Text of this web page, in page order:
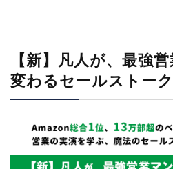
【新】凡人が、最強
変わるセールストー